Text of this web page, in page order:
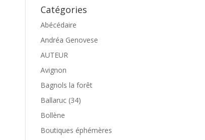
Catégories
Abécédaire
Andréa Genovese
AUTEUR
Avignon
Bagnols la forêt
Ballaruc (34)
Bollène
Boutiques éphémères